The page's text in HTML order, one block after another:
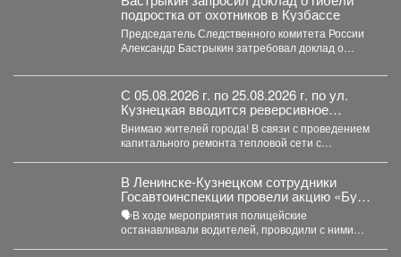
подростка от охотников в Кузбассе
Председатель Следственного комитета России
Александр Бастрыкин затребовал доклад о
факту...
С 05.08.2026 г. по 25.08.2026 г. по ул.
Кузнецкая вводится реверсивное
движения для автотранспорта
Внимаю жителей города! В связи с проведением
капитального ремонта тепловой сети с
В Ленинске-Кузнецком сотрудники
Госавтоинспекции провели акцию «Будь
трезвым в пути»
🗣В ходе мероприятия полицейские
останавливали водителей, проводили с ними